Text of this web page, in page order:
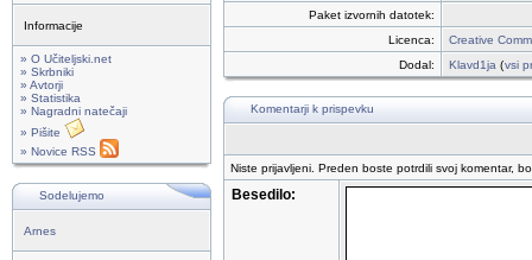
Informacije
» O Učiteljski.net
» Skrbniki
» Avtorji
» Statistika
» Nagradni natečaji
» Pišite
» Novice RSS
Sodelujemo
Arnes
Paket izvornih datotek:
Licenca:
Creative
Dodal:
Klavd1ja (vsi
Komentarji k prispevku
Niste prijavljeni. Preden boste potrdili svoj komentar,
Besedilo: